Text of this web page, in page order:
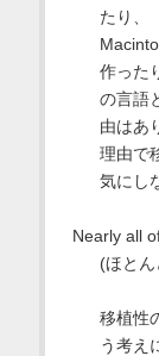
たり、
作った
の言語
由はあ
理由で
気にし
Nearly all
(ほと
移植性
う考え